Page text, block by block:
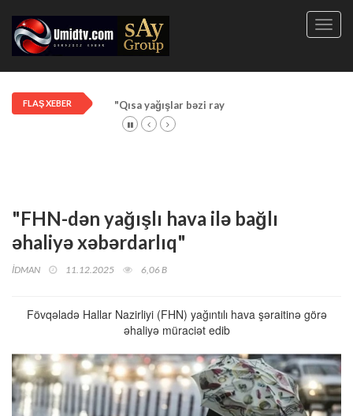
FLAŞ XEBER "Qısa yağışlar bəzi rayonlarda davam edir"
"FHN-dən yağışlı hava ilə bağlı
əhaliyə xəbərdarlıq"
İDMAN 11.12.2025 6,06 B
Fövqəladə Hallar Nazirliyi (FHN) yağıntılı hava şəraitinə görə
əhaliyə müraciət edib